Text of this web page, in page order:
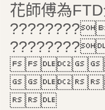
花師傅為


